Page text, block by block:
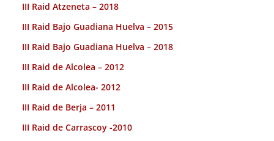
III Raid Atzeneta – 2018
III Raid Bajo Guadiana Huelva – 2015
III Raid Bajo Guadiana Huelva – 2018
III Raid de Alcolea – 2012
III Raid de Alcolea- 2012
III Raid de Berja – 2011
III Raid de Carrascoy -2010